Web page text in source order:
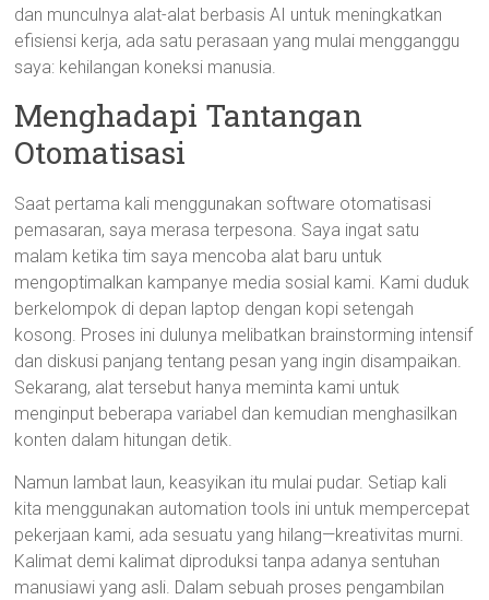
dan munculnya alat-alat berbasis AI untuk meningkatkan
efisiensi kerja, ada satu perasaan yang mulai mengganggu
saya: kehilangan koneksi manusia.
Menghadapi Tantangan
Otomatisasi
Saat pertama kali menggunakan software otomatisasi
pemasaran, saya merasa terpesona. Saya ingat satu
malam ketika tim saya mencoba alat baru untuk
mengoptimalkan kampanye media sosial kami. Kami duduk
berkelompok di depan laptop dengan kopi setengah
kosong. Proses ini dulunya melibatkan brainstorming intensif
dan diskusi panjang tentang pesan yang ingin disampaikan.
Sekarang, alat tersebut hanya meminta kami untuk
menginput beberapa variabel dan kemudian menghasilkan
konten dalam hitungan detik.
Namun lambat laun, keasyikan itu mulai pudar. Setiap kali
kita menggunakan automation tools ini untuk mempercepat
pekerjaan kami, ada sesuatu yang hilang—kreativitas murni.
Kalimat demi kalimat diproduksi tanpa adanya sentuhan
manusiawi yang asli. Dalam sebuah proses pengambilan